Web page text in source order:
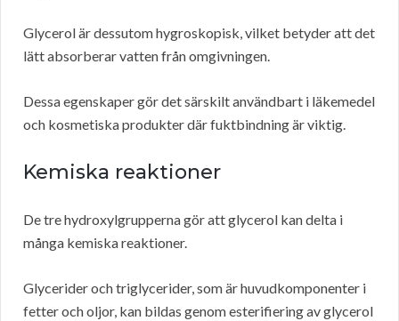
Glycerol är dessutom hygroskopisk, vilket betyder att det
lätt absorberar vatten från omgivningen.
Dessa egenskaper gör det särskilt användbart i läkemedel
och kosmetiska produkter där fuktbindning är viktig.
Kemiska reaktioner
De tre hydroxylgrupperna gör att glycerol kan delta i
många kemiska reaktioner.
Glycerider och triglycerider, som är huvudkomponenter i
fetter och oljor, kan bildas genom esterifiering av glycerol